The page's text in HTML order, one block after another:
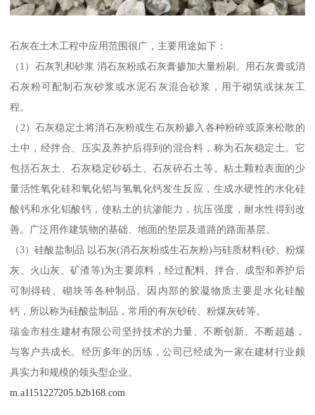
石灰在土木工程中应用范围很广，主要用途如下：
（1）石灰乳和砂浆 消石灰粉或石灰膏掺加大量粉刷。用石灰膏或消
石灰粉可配制石灰砂浆或水泥石灰混合砂浆，用于砌筑或抹灰工
程。
（2）石灰稳定土将消石灰粉或生石灰粉掺入各种粉碎或原来松散的
土中，经拌合、压实及养护后得到的混合料，称为石灰稳定土。它
包括石灰土、石灰稳定砂砾土、石灰碎石土等。粘土颗粒表面的少
量活性氧化硅和氧化铝与氢氧化钙发生反应，生成水硬性的水化硅
酸钙和水化铝酸钙，使粘土的抗渗能力，抗压强度，耐水性得到改
善。广泛用作建筑物的基础、地面的垫层及道路的路面基层。
（3）硅酸盐制品 以石灰(消石灰粉或生石灰粉)与硅质材料(砂、粉煤
灰、火山灰、矿渣等)为主要原料，经过配料、拌合、成型和养护后
可制得砖、砌块等各种制品。因内部的胶凝物质主要是水化硅酸
钙，所以称为硅酸盐制品，常用的有灰砂砖、粉煤灰砖等。
瑞金市桂生建材有限公司坚持技术的力量、不断创新、不断超越，
与客户共成长。经历多年的历练，公司已经成为一家在建材行业颇
具实力和规模的领头型企业。
m.a1151227205.b2b168.com